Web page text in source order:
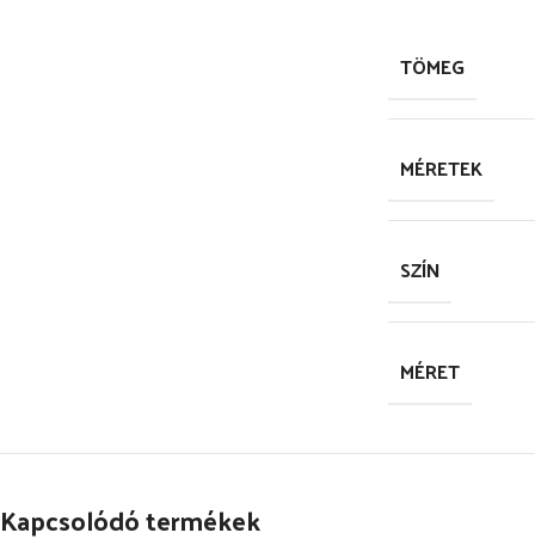
TÖMEG
MÉRETEK
SZÍN
MÉRET
Kapcsolódó termékek